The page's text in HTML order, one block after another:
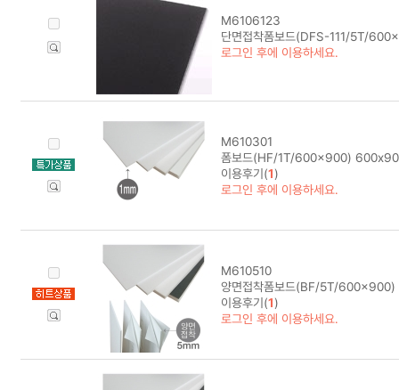
M6106123
단면접착폼보드(DFS-111/5T/
로그인 후에 이용하세요.
M610301
폼보드(HF/1T/600x900)
이용후기(1)
로그인 후에 이용하세요.
M610510
양면접착폼보드(BF/5T/
이용후기(1)
로그인 후에 이용하세요.